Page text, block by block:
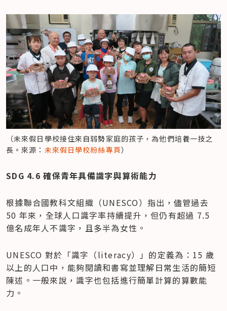
（未來假日學校接住來自弱勢家庭的孩子，為他們培養一技之
長。來源： 未來假日學校粉絲專頁）
​SDG 4.6 確保青年具備識字與算術能力
根據聯合國教科文組織（UNESCO）指出，儘管過去
50 年來，全球人口識字率持續提升，但仍有超過 7.5
億名成年人不識字，且多半為女性。
UNESCO 對於「識字（literacy）」的定義為：15 歲
以上的人口中，能夠閱讀和書寫並理解日常生活的簡短
陳述。一般來說，識字也包括進行簡單計算的算數能
力。